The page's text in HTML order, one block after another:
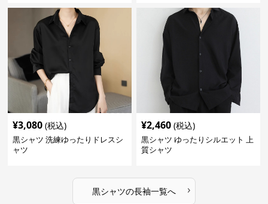
¥3,080 (税込)
黒シャツ 洗練ゆったりドレスシ
ャツ
¥2,460 (税込)
黒シャツ ゆったりシルエット 上
質シャツ
黒シャツの長袖一覧へ ›